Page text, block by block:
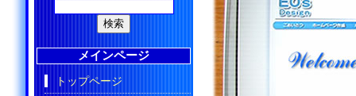
メインページ
トップページ